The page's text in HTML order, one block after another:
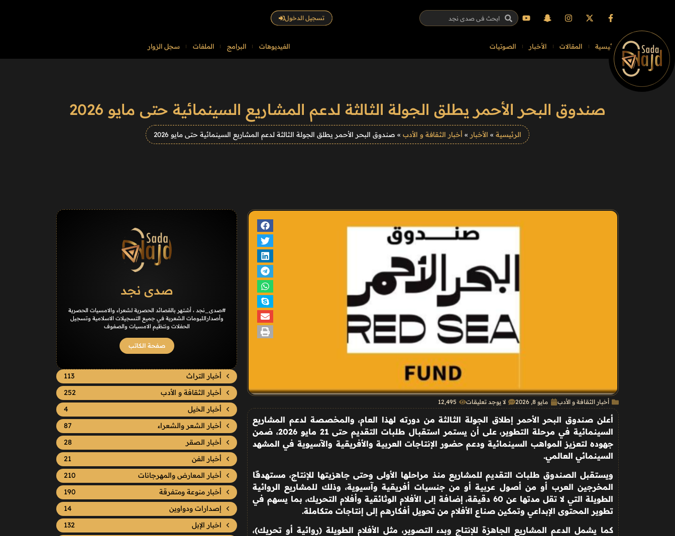
تسجيل الدخول
الرئيسية المقالات الأخبار الصوتيات الفيديوهات البرامج الملفات سجل الزوار
صندوق البحر الأحمر يطلق الجولة الثالثة لدعم المشاريع السينمائية حتى مايو 2026
الرئيسية » الأخبار » أخبار الثقافة و الأدب » صندوق البحر الأحمر يطلق الجولة الثالثة لدعم المشاريع السينمائية حتى مايو 2026
أخبار الثقافة و الأدب مايو 8, 2026 لا يوجد تعليقات 12٬495
أعلن صندوق البحر الأحمر إطلاق الجولة الثالثة من دورته لهذا العام، والمخصصة لدعم المشاريع
السينمائية في مرحلة التطوير، على أن يستمر استقبال طلبات التقديم حتى 21 مايو 2026، ضمن
جهوده لتعزيز المواهب السينمائية ودعم حضور الإنتاجات العربية والأفريقية والآسيوية في المشهد
السينمائي العالمي.
ويستقبل الصندوق طلبات التقديم للمشاريع منذ مراحلها الأولى وحتى جاهزيتها للإنتاج، مستهدفًا
المخرجين العرب أو من أصول عربية أو من جنسيات أفريقية وآسيوية، وذلك للمشاريع الروائية
الطويلة التي لا تقل مدتها عن 60 دقيقة، إضافة إلى الأفلام الوثائقية وأفلام التحريك، بما يسهم في
تطوير المحتوى الإبداعي وتمكين صناع الأفلام من تحويل أفكارهم إلى إنتاجات متكاملة.
كما يشمل الدعم المشاريع الجاهزة للإنتاج وبدء التصوير، مثل الأفلام الطويلة (روائية أو تحريك)،
صدى نجد
#صدى_نجد ، أشتهر بالقصائد الحصرية لشعراء والامسيات الحصرية
وأصداراللبومات الشعرية في جميع التسجيلات الاسلامية وتسجيل
الحفلات ونتظيم الامسيات والصفوف
صفحة الكاتب
أخبار التراث
113
أخبار الثقافة و الأدب
252
أخبار الخيل
4
أخبار الشعر والشعراء
87
أخبار الصقر
28
أخبار الفن
21
أخبار المعارض والمهرجانات
210
أخبار منوعة ومتفرقة
190
إصدارات ودواوين
14
اخبار الإبل
132